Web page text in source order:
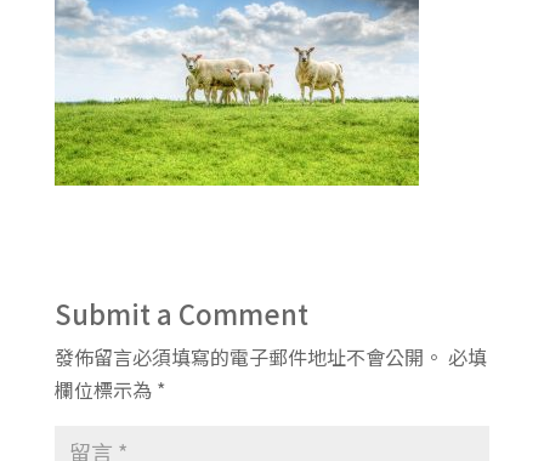
Submit a Comment
發佈留言必須填寫的電子郵件地址不會公開。 必填
欄位標示為 *